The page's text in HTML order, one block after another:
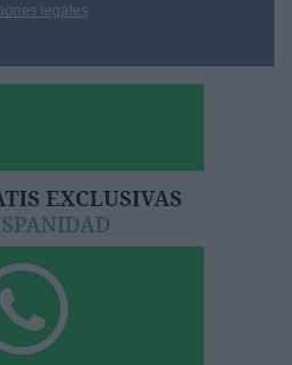
legales